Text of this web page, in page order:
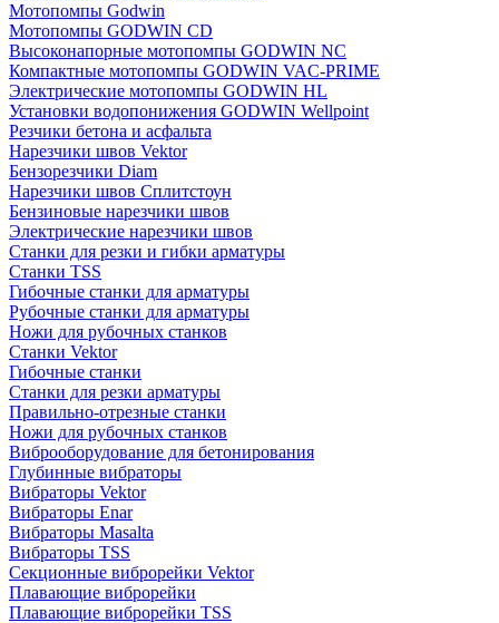
Мотопомпы Godwin
Мотопомпы GODWIN CD
Высоконапорные мотопомпы GODWIN NC
Компактные мотопомпы GODWIN VAC-PRIME
Электрические мотопомпы GODWIN HL
Установки водопонижения GODWIN Wellpoint
Резчики бетона и асфальта
Нарезчики швов Vektor
Бензорезчики Diam
Нарезчики швов Сплитстоун
Бензиновые нарезчики швов
Электрические нарезчики швов
Станки для резки и гибки арматуры
Станки TSS
Гибочные станки для арматуры
Рубочные станки для арматуры
Ножи для рубочных станков
Станки Vektor
Гибочные станки
Станки для резки арматуры
Правильно-отрезные станки
Ножи для рубочных станков
Виброоборудование для бетонирования
Глубинные вибраторы
Вибраторы Vektor
Вибраторы Enar
Вибраторы Masalta
Вибраторы TSS
Секционные виброрейки Vektor
Плавающие виброрейки
Плавающие виброрейки TSS